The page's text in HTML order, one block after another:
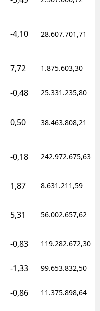
-4,10 28.607.701,71
7,72 1.875.603,30
-0,48 25.331.235,80
0,50 38.463.808,21
-0,18 242.972.675,63
1,87 8.631.211,59
5,31 56.002.657,62
-0,83 119.282.672,30
-1,33 99.653.832,50
-0,86 11.375.898,64